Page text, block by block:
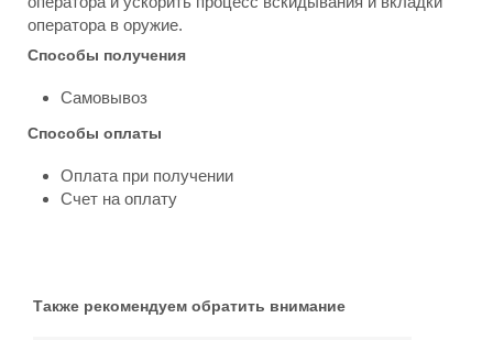
оператора в оружие.
Способы получения
Самовывоз
Способы оплаты
Оплата при получении
Счет на оплату
Также рекомендуем обратить внимание